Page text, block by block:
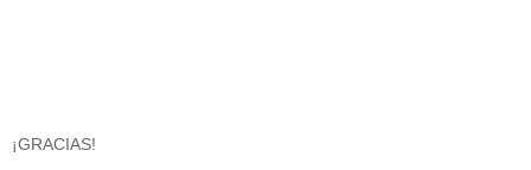
¡GRACIAS!